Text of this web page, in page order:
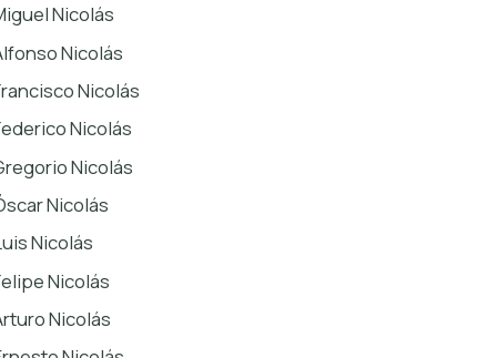
Nicolás
Nicolás
Nicolás
Nicolás
Nicolás
Nicolás
Nicolás
Nicolás
Nicolás